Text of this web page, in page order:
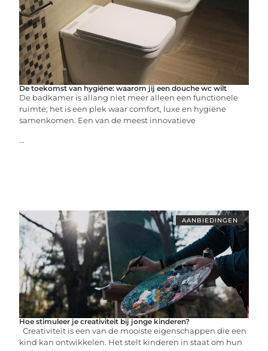
De toekomst van hygiëne: waarom jij een douche wc wilt
De badkamer is allang niet meer alleen een functionele
ruimte; het is een plek waar comfort, luxe en hygiëne
samenkomen. Een van de meest innovatieve
...
AANBIEDINGEN
Hoe stimuleer je creativiteit bij jonge kinderen?
Creativiteit is een van de mooiste eigenschappen die een
kind kan ontwikkelen. Het stelt kinderen in staat om hun